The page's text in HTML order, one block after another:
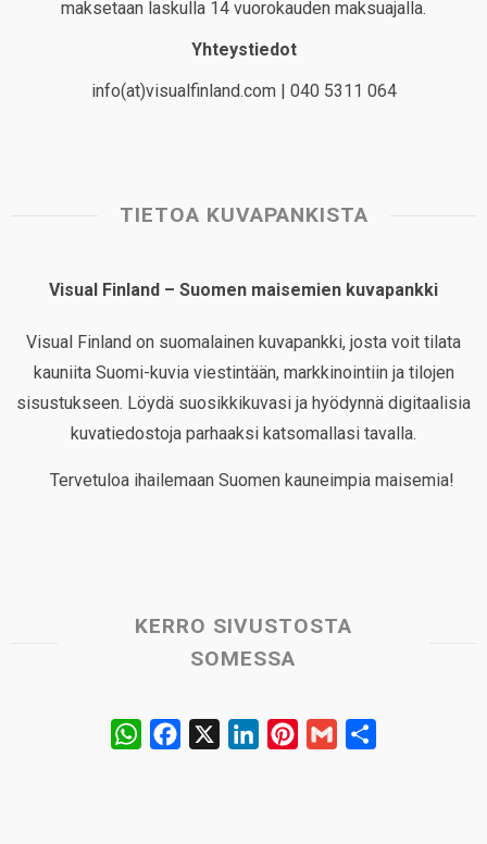
maksetaan laskulla 14 vuorokauden maksuajalla.
Yhteystiedot
info(at)visualfinland.com | 040 5311 064
TIETOA KUVAPANKISTA
Visual Finland – Suomen maisemien kuvapankki
Visual Finland on suomalainen kuvapankki, josta voit tilata
kauniita Suomi-kuvia viestintään, markkinointiin ja tilojen
sisustukseen. Löydä suosikkikuvasi ja hyödynnä digitaalisia
kuvatiedostoja parhaaksi katsomallasi tavalla.
Tervetuloa ihailemaan Suomen kauneimpia maisemia!
KERRO SIVUSTOSTA
SOMESSA
W